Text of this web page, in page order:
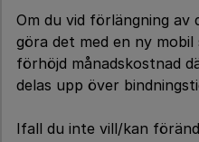
Om du vid förlängning
göra det med en ny
förhöjd månadskostnad
delas upp över
Ifall du inte vill/kan